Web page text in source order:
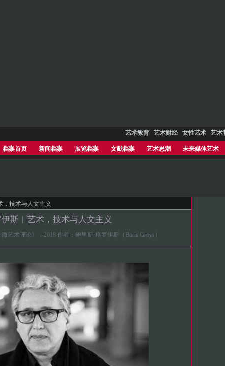
艺术教育 艺术财经 女性艺术 艺术
档案首页 新闻档案 展览档案 文献档案 艺术思潮 未来媒体艺术
，技术与人文主义
伊斯︱艺术，技术与人文主义
艺术评论》，2018 作者：鲍里斯·格罗伊斯（Boris Groys）